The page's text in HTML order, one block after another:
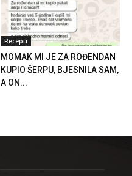
Recepti
MOMAK MI JE ZA ROĐENDAN
KUPIO ŠERPU, BJESNILA SAM,
A ON...